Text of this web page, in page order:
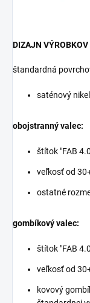
DIZAJN VÝROBKOV
štandardná
saténový
obojstranný valec:
štítok "FAB
veľkosť od
ostatné
gombíkový valec:
štítok "FAB
veľkosť od
kovový